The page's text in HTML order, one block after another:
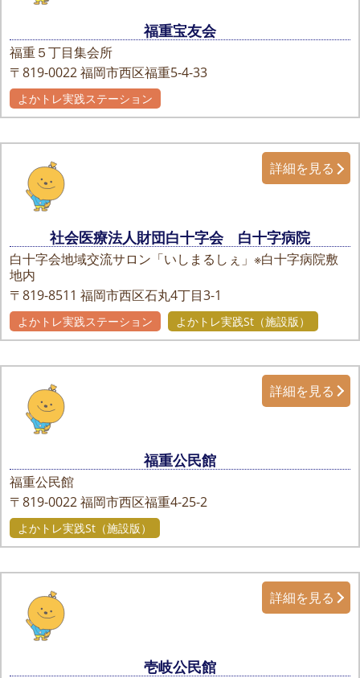
福重宝友会
福重５丁目集会所
〒819-0022福岡市西区福重5-4-33
よかトレ実践ステーション
社会医療法人財団白十字会 白十字病院
白十字会地域交流サロン「いしまるしぇ」※白十字病院敷
地内
〒819-8511 福岡市西区石丸4丁目3-1
詳細を見る
よかトレ実践ステーション よかトレ実践St（施設版）
福重公民館
福重公民館
〒819-0022福岡市西区福重4-25-2
詳細を見る
よかトレ実践St（施設版）
壱岐公民館
詳細を見る